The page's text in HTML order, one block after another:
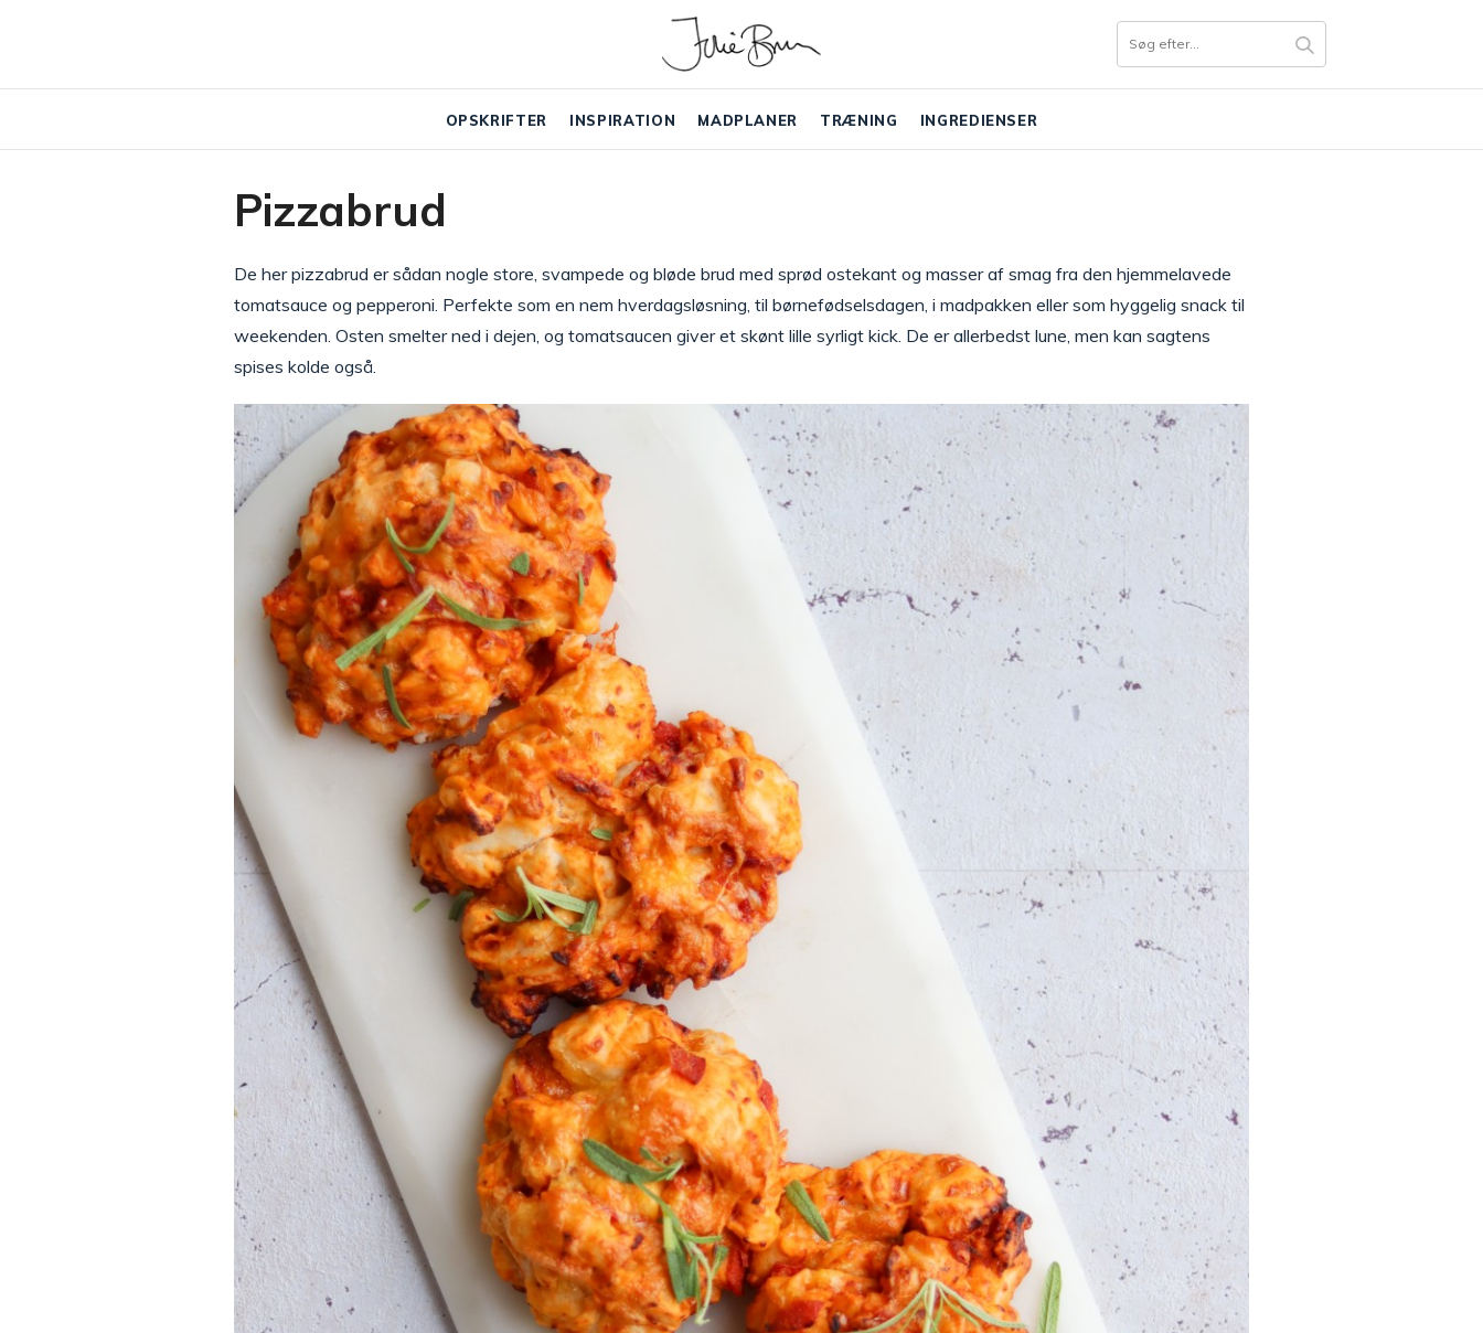
OPSKRIFTER INSPIRATION MADPLANER TRÆNING INGREDIENSER
Pizzabrud
De her pizzabrud er sådan nogle store, svampede og bløde brud med sprød ostekant og masser af smag fra den hjemmelavede
tomatsauce og pepperoni. Perfekte som en nem hverdagsløsning, til børnefødselsdagen, i madpakken eller som hyggelig snack til
weekenden. Osten smelter ned i dejen, og tomatsaucen giver et skønt lille syrligt kick. De er allerbedst lune, men kan sagtens
spises kolde også.